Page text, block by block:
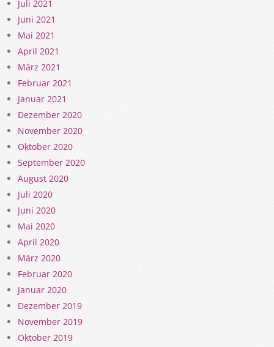
Juli 2021
Juni 2021
Mai 2021
April 2021
März 2021
Februar 2021
Januar 2021
Dezember 2020
November 2020
Oktober 2020
September 2020
August 2020
Juli 2020
Juni 2020
Mai 2020
April 2020
März 2020
Februar 2020
Januar 2020
Dezember 2019
November 2019
Oktober 2019